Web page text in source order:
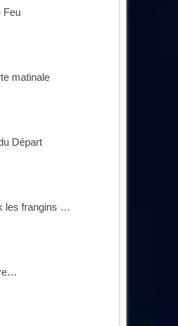
Feu
matinale
Départ
les frangins …